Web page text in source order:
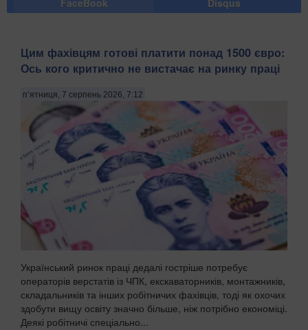
Цим фахівцям готові платити понад 1500 євро:
Ось кого критично не вистачає на ринку праці
п’ятниця, 7 серпень 2026, 7:12
Український ринок праці дедалі гостріше потребує
операторів верстатів із ЧПК, екскаваторників, монтажників,
складальників та інших робітничих фахівців, тоді як охочих
здобути вищу освіту значно більше, ніж потрібно економіці.
Деякі робітничі спеціально...